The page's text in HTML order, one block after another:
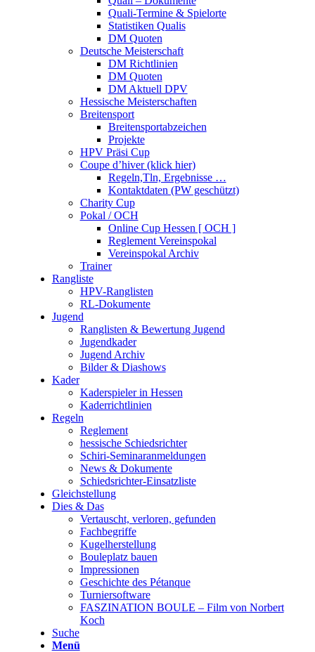
Quali-Termine & Spielorte
Statistiken Qualis
DM Quoten
Deutsche Meisterschaft
DM Richtlinien
DM Quoten
DM Aktuell DPV
Hessische Meisterschaften
Breitensport
Breitensportabzeichen
Projekte
HPV Präsi Cup
Coupe d’hiver (klick hier)
Regeln,Tln, Ergebnisse …
Kontaktdaten (PW geschützt)
Charity Cup
Pokal / OCH
Online Cup Hessen [ OCH ]
Reglement Vereinspokal
Vereinspokal Archiv
Trainer
Rangliste
HPV-Ranglisten
RL-Dokumente
Jugend
Ranglisten & Bewertung Jugend
Jugendkader
Jugend Archiv
Bilder & Diashows
Kader
Kaderspieler in Hessen
Kaderrichtlinien
Regeln
Reglement
hessische Schiedsrichter
Schiri-Seminaranmeldungen
News & Dokumente
Schiedsrichter-Einsatzliste
Gleichstellung
Dies & Das
Vertauscht, verloren, gefunden
Fachbegriffe
Kugelherstellung
Bouleplatz bauen
Impressionen
Geschichte des Pétanque
Turniersoftware
FASZINATION BOULE – Film von Norbert
Koch
Suche
Menü